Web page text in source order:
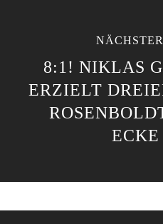
8:1! NIKLAS
ERZIELT